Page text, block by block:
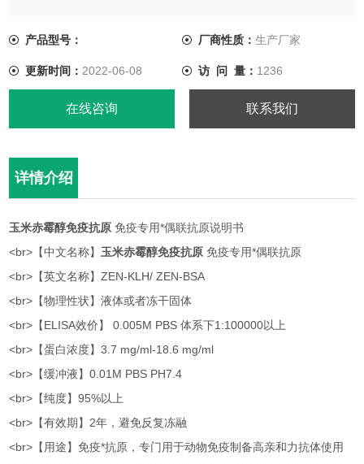
产品型号： 厂商性质： 生产厂家
更新时间： 2022-06-08 访 问 量： 1236
在线咨询 联系我们
详情介绍
玉米赤霉醇免疫抗原 免疫专用*偶联抗原说明书
<br>【中文名称】 玉米赤霉醇免疫抗原 免疫专用*偶联抗原
<br>【英文名称】ZEN-KLH/ ZEN-BSA
<br>【物理性状】液体或者冻干固体
<br>【ELISA效价】 0.005M PBS 体系下1:100000以上
<br>【蛋白浓度】3.7 mg/ml-18.6 mg/ml
<br>【缓冲液】0.01M PBS PH7.4
<br>【纯度】95%以上
<br>【有效期】2年，避免反复冻融
<br>【用途】免疫*抗原，专门用于动物免疫制备高亲和力抗体使用